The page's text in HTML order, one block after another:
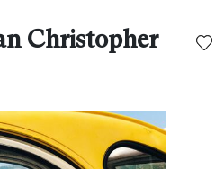
Christopher